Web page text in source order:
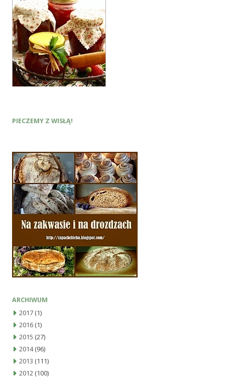
PIECZEMY Z WISŁĄ!
ARCHIWUM
2017 (1)
2016 (1)
2015 (27)
2014(96)
2013 (111)
2012 (100)